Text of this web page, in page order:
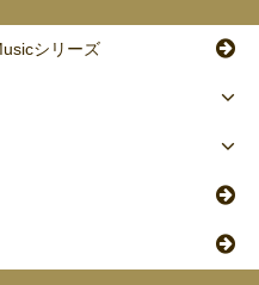
シリーズ